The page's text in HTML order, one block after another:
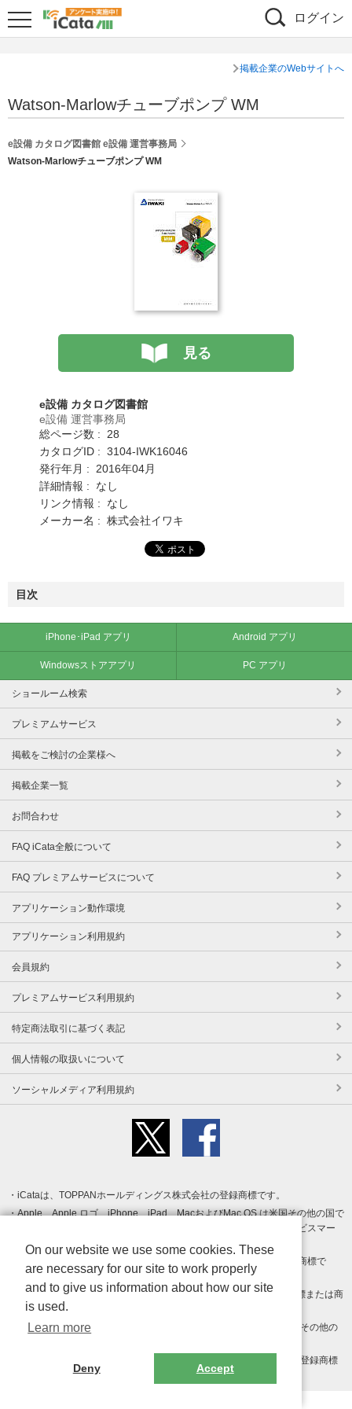
ログイン
掲載企業のWebサイトへ
Watson-Marlowチューブポンプ WM
e設備 カタログ図書館 e設備 運営事務局
Watson-Marlowチューブポンプ WM
見る
e設備 カタログ図書館
e設備 運営事務局
総ページ数 : 28
カタログID : 3104-IWK16046
発行年月 : 2016年04月
詳細情報 : なし
リンク情報 : なし
メーカー名 : 株式会社イワキ
目次
iPhone･iPad アプリ Android アプリ
Windowsストアアプリ PC アプリ
ショールーム検索
プレミアムサービス
掲載をご検討の企業様へ
掲載企業一覧
お問合わせ
FAQ iCata全般について
FAQ プレミアムサービスについて
アプリケーション動作環境
アプリケーション利用規約
会員規約
プレミアムサービス利用規約
特定商法取引に基づく表記
個人情報の取扱いについて
ソーシャルメディア利用規約
iCataは、TOPPANホールディングス株式会社の登録商標です。
Apple、Apple ロゴ、iPhone、iPad、MacおよびMac OS は米国その他の国で
登録された Apple Inc. の商標です。App Store は Apple Inc. のサービスマー
クです。
Android、Google Play および Google Play ロゴ は Google LLC の商標で
す。
Windows は Microsoft Inc.の米国およびその他の国における登録商標または商
標です。
Adobe、Adobe Reader、Adobe PDF は、Adobe Inc.の米国およびその他の
その他、記載されている会社名、商品名、ロゴは各社の商標または登録商標
On our website we use some cookies. These
are necessary for our site to work properly
and to give us information about how our site
is used.
Learn more
Deny Accept